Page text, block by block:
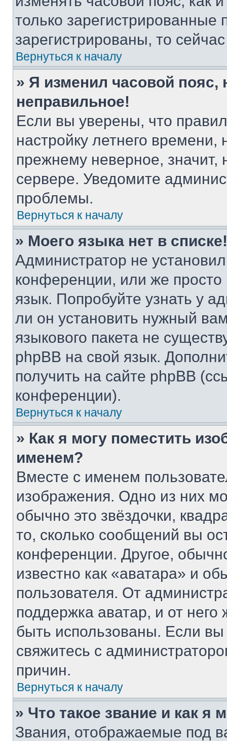
только
зарегистрированы, то
Вернуться к началу
» Я изменил часовой пояс,
неправильное!
Если вы уверены, что
настройку летнего
прежнему неверное, значит,
сервере. Уведомите
проблемы.
Вернуться к началу
» Моего языка нет в списке!
Администратор не
конференции, или же
язык. Попробуйте узнать у
ли он установить нужный
языкового пакета не
phpBB на свой язык.
получить на сайте phpBB
конференции).
Вернуться к началу
» Как я могу поместить
именем?
Вместе с именем
изображения. Одно из них
обычно это звёздочки,
то, сколько сообщений вы
конференции. Другое,
известно как «аватара» и
пользователя. От
поддержка аватар, и от него
быть использованы. Если
свяжитесь с
причин.
Вернуться к началу
» Что такое звание и как я
Звания, отображаемые под